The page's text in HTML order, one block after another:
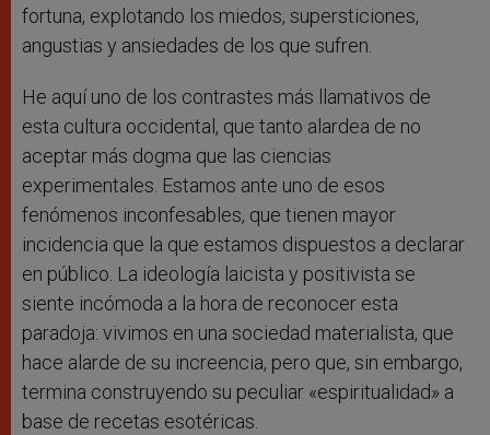
fortuna, explotando los miedos, supersticiones,
angustias y ansiedades de los que sufren.
He aquí uno de los contrastes más llamativos de
esta cultura occidental, que tanto alardea de no
aceptar más dogma que las ciencias
experimentales. Estamos ante uno de esos
fenómenos inconfesables, que tienen mayor
incidencia que la que estamos dispuestos a declarar
en público. La ideología laicista y positivista se
siente incómoda a la hora de reconocer esta
paradoja: vivimos en una sociedad materialista, que
hace alarde de su increencia, pero que, sin embargo,
termina construyendo su peculiar «espiritualidad» a
base de recetas esotéricas.